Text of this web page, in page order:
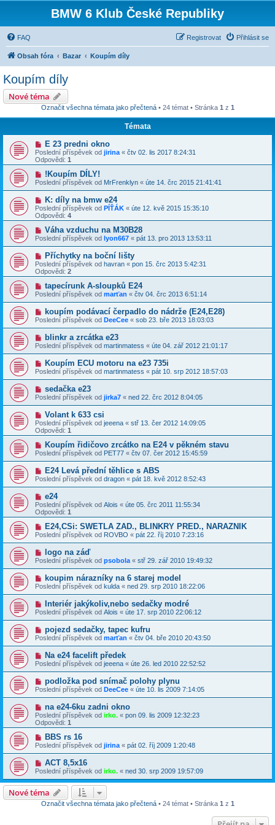
BMW 6 Klub České Republiky
FAQ Přihlásit se
Registrovat
Obsah fóra Bazar Koupím díly
Koupím díly
Nové téma
Označit všechna témata jako přečtená• 24 témat • Stránka 1 z 1
Témata
E 23 predni okno
Poslední příspěvek od jirina « čtv 02. lis 2017 8:24:31
Odpovědi: 1
!Koupím DÍLY!
Poslední příspěvek od MrFrenklyn « úte 14. črc 2015 21:41:41
K: díly na bmw e24
Poslední příspěvek od PÍŤÁK « úte 12. kvě 2015 15:35:10
Odpovědi: 4
Váha vzduchu na M30B28
Poslední příspěvek od lyon667 « pát 13. pro 2013 13:53:11
Příchytky na boční lišty
Poslední příspěvek od havran « pon 15. črc 2013 5:42:31
Odpovědi: 2
tapecírunk A-sloupků E24
Poslední příspěvek od marťan « čtv 04. črc 2013 6:51:14
koupím podávací čerpadlo do nádrže (E24,E28)
Poslední příspěvek od DeeCee « sob 23. bře 2013 18:03:03
blinkr a zrcátka e23
Poslední příspěvek od martinmatess « úte 04. zář 2012 21:01:17
Koupím ECU motoru na e23 735i
Poslední příspěvek od martinmatess « pát 10. srp 2012 18:57:03
sedačka e23
Poslední příspěvek od jirka7 « ned 22. črc 2012 8:04:05
Volant k 633 csi
Poslední příspěvek od jeeena « stř 13. čer 2012 14:09:05
Odpovědi: 1
Koupím řidičovo zrcátko na E24 v pěkném stavu
Poslední příspěvek od PET77 « čtv 07. čer 2012 15:45:59
E24 Levá přední těhlice s ABS
Poslední příspěvek od dragon « pát 18. kvě 2012 8:52:43
e24
Poslední příspěvek od Alois « úte 05. črc 2011 11:55:34
Odpovědi: 1
E24,CSi: SWETLA ZAD., BLINKRY PRED., NARAZNIK
Poslední příspěvek od ROVBO « pát 22. říj 2010 7:23:16
logo na záď
Poslední příspěvek od psobola « stř 29. zář 2010 19:49:32
koupim nárazníky na 6 starej model
Poslední příspěvek od kulda « ned 29. srp 2010 18:22:06
Interiér jakýkoliv,nebo sedačky modré
Poslední příspěvek od Alois « úte 17. srp 2010 22:06:12
pojezd sedačky, tapec kufru
Poslední příspěvek od marťan « čtv 04. bře 2010 20:43:50
Na e24 facelift předek
Poslední příspěvek od jeeena « úte 26. led 2010 22:52:52
podložka pod snímač polohy plynu
Poslední příspěvek od DeeCee « úte 10. lis 2009 7:14:05
na e24-6ku zadni okno
Poslední příspěvek od irko. « pon 09. lis 2009 12:32:23
Odpovědi: 1
BBS rs 16
Poslední příspěvek od jirina « pát 02. říj 2009 1:20:48
ACT 8,5x16
Poslední příspěvek od irko. « ned 30. srp 2009 19:57:09
Nové téma
Označit všechna témata jako přečtená• 24 témat • Stránka 1 z 1